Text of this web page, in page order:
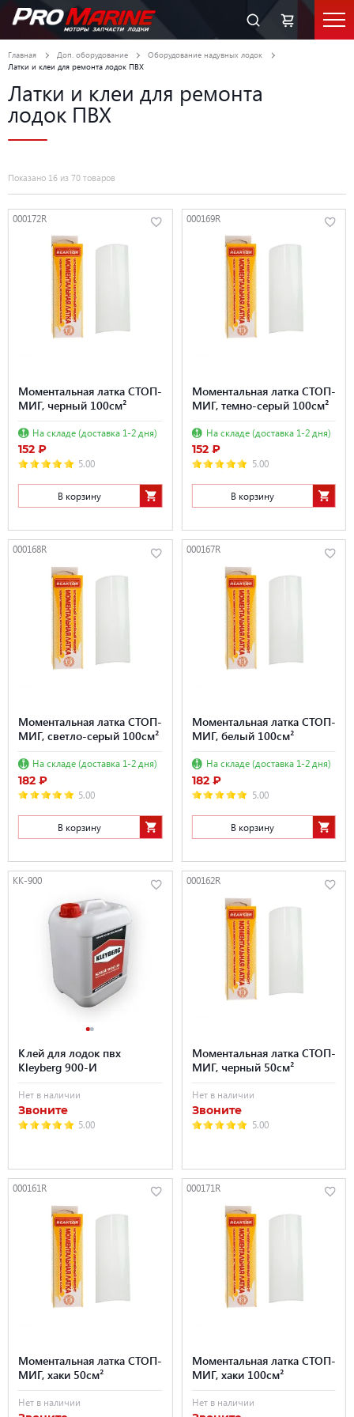
Главная Доп. оборудование
Оборудование надувных лодок
Латки и клеи для ремонта лодок ПВХ
Латки и клеи для ремонта
лодок ПВХ
Показано 16 из 70 товаров
000172R
Моментальная латка СТОП-
МИГ, черный 100см²
На складе (доставка 1-2 дня)
152 ₽
5.00
В корзину
000169R
Моментальная латка СТОП-
МИГ, темно-серый 100см²
На складе (доставка 1-2 дня)
152 ₽
5.00
В корзину
000168R
Моментальная латка СТОП-
МИГ, светло-серый 100см²
На складе (доставка 1-2 дня)
182 ₽
5.00
В корзину
000167R
Моментальная латка СТОП-
МИГ, белый 100см²
На складе (доставка 1-2 дня)
182 ₽
5.00
В корзину
KK-900
Клей для лодок пвх
Kleyberg 900-И
Нет в наличии
Звоните
5.00
000162R
Моментальная латка СТОП-
МИГ, черный 50см²
Нет в наличии
Звоните
5.00
000161R
Моментальная латка СТОП-
МИГ, хаки 50см²
Нет в наличии
000171R
Моментальная латка СТОП-
МИГ, хаки 100см²
Нет в наличии